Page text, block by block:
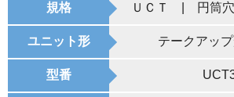
規格 ＵＣＴ | 円筒穴
ユニット形 テークアッ
型番